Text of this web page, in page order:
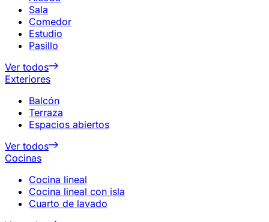
Sala
Comedor
Estudio
Pasillo
Ver todos
Exteriores
Balcón
Terraza
Espacios abiertos
Ver todos
Cocinas
Cocina lineal
Cocina lineal con isla
Cuarto de lavado